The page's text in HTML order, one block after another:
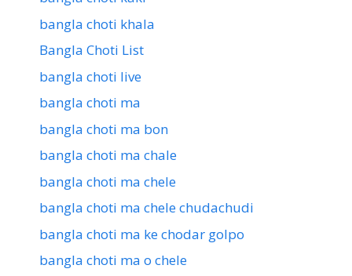
bangla choti khala
Bangla Choti List
bangla choti live
bangla choti ma
bangla choti ma bon
bangla choti ma chale
bangla choti ma chele
bangla choti ma chele chudachudi
bangla choti ma ke chodar golpo
bangla choti ma o chele